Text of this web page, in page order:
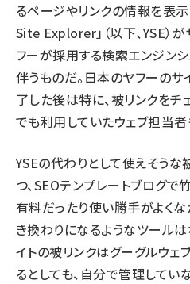
るページやリンクの情報を表
Site Explorer」（以下、YSE）
フーが採用する検索エンジン
伴うものだ。 日本のヤフーのサ
了した後は特に、被リンクを
でも利用していたウェブ担当
YSEの代わりとして使えそうな
つ、SEOテンプレートブログで
有料だったり使い勝手がよく
き換わりになるようなツール
イトの被リンクはグーグルウ
るとしても、自分で管理してい